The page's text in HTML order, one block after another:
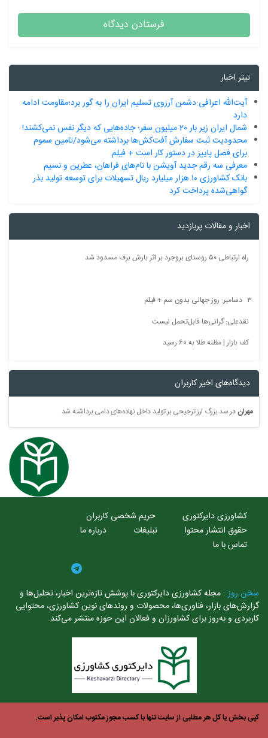
تیتر اخبار
آیت‌الله اعرافی:دشمن آرزوی تسلیم ایران را به گور برد؛مقاومت ادامه
شمال ایران زیر بار 20 میلیون سفر؛ جاده‌هایی که دیگر نفس نمی‌کشند!
محدودیت ثبت سفارش آفت‌کش‌ها برداشته می‌شود/تامین سموم
برای فصل پاییز در دستور کار است + فیلم
معرفی سه رقم جدید آویشن با نام‌های فراهان، عطرین و نسیم
بانک کشاورزی ۱۰ هزار میلیارد ریال تسهیلات برای توسعه تولید بذر
گواهی‌شده پرداخت کرد
اخبار و مقالات پربازدید
راه ارتباطی ۵۰ روستای بروجرد بر اثر بارش برف مسدود شد
نقدعلی: گرانی‌ها قابل‌تحمل نیست
کف بازار | مظنه طلا به 60 رسید
دیدگاه‌های اخیر کاربران
درسد بزرگ ارز ترجیحی بر تولید داخل نهاده‌های دامی برداشته شد
کشاورزی دایرکتوری
حریم شخصی کاربران
حقوق انتشار محتوا
تبلیغات
درباره ما
تماس با ما
روز : مجله کشاورزی دایرکتوری با پوشش تازه‌ترین اخبار، تحلیل‌ها و
بازار، فناوری‌ها، محصولات و روندهای نوین کشاورزی، محتوایی
و به‌روز برای کشاورزان و فعالان این حوزه منتشر می‌کند.
بخش یا کل هر مطلبی از سایت تنها با کسب مجوز مکتوب امکان پذیر است.